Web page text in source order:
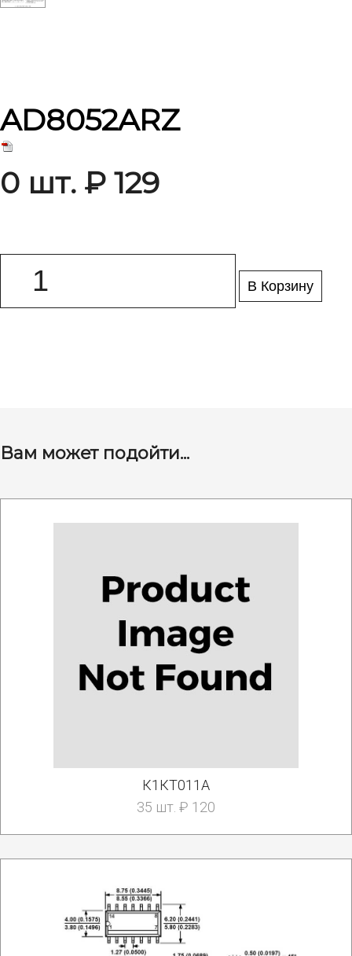
AD8052ARZ
0 шт. ₽ 129
В Корзину
Вам может подойти...
К1КТ011А
35 шт. ₽ 120